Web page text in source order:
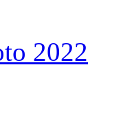
2022